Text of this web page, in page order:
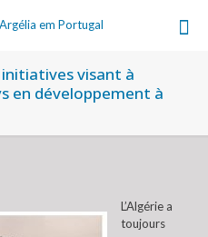
initiatives visant à
en développement à
L’Algérie a
toujours